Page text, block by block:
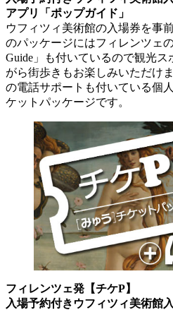
アプリ「ポップガイド」
ウフィツィ美術館の入場券を事
のパッケージにはフィレンツェ
Guide」も付いているので観光
がら街歩きもお楽しみいただけ
の電話サポートも付いている個
ケットパッケージです。
フィレンツェ発【チケP】
入場予約付きウフィツィ美術館